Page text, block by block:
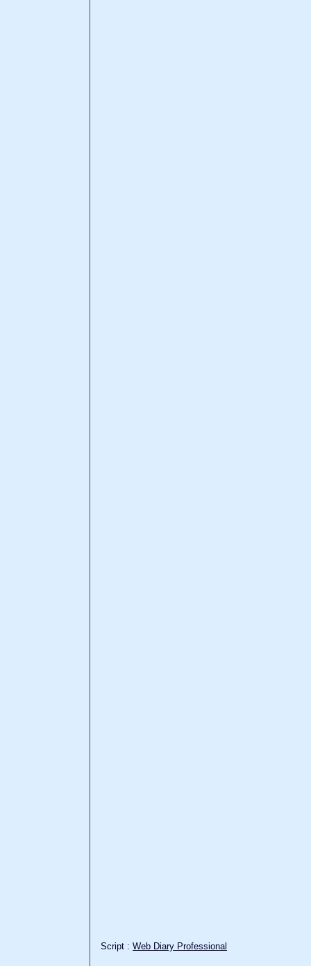
Script : Web Diary Professional